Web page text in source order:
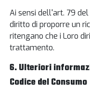
Ai sensi dell'art. 79 del
diritto di proporre un
ritengano che i Loro
trattamento.
6. Ulteriori
Codice del Consumo